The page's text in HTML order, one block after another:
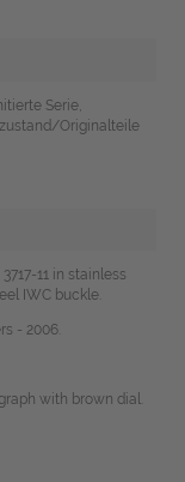
Serie,
Originalteile
11 in stainless
IWC buckle.
- 2006.
with brown dial.